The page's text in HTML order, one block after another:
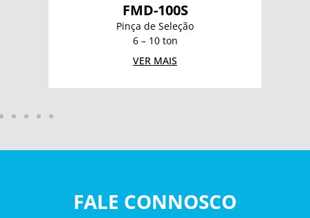
FMD-100S
Pinça de Seleção
6 – 10 ton
VER MAIS
FALE CONNOSCO